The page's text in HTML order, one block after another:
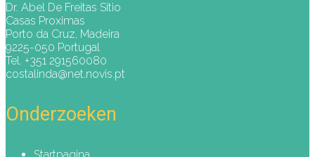
Dr. Abel De Freitas Sitio
Casas Proximas
Porto da Cruz, Madeira
9225-050 Portugal
Tel. +351 291560080
costalinda@net.novis.pt
Onderzoeken